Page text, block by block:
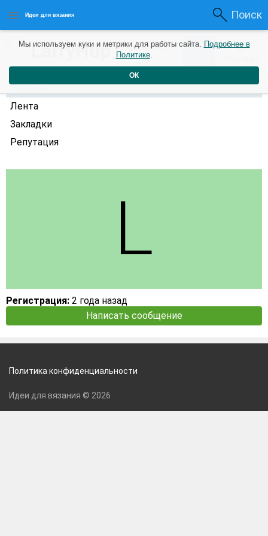
Идеи для вязания Поиск
LarryHup2 года назад 0 0
Профиль
Лента
Закладки
Репутация
Регистрация: 2 года назад
Написать сообщение
Мы используем куки и метрики для работы сайта. Подробнее в
Политике.
ОК
Политика конфиденциальности
Идеи для вязания © 2026